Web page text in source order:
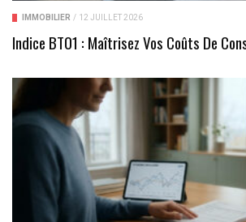
IMMOBILIER / 12 JUILLET 2026
Indice BT01 : Maîtrisez Vos Coûts De